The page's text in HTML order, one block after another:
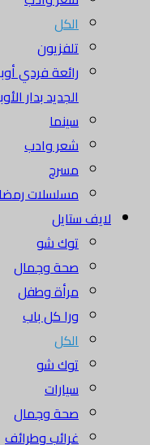
الكل
تلفزيون
رائعة فردي
الجديد بدار
سينما
شعر وادب
مسرح
مسلسلات رمضان
لايف ستايل
توك شو
صحة وجمال
مرأة وطفل
ورا كل باب
الكل
توك شو
سيارات
صحة وجمال
غرائب وطرائف